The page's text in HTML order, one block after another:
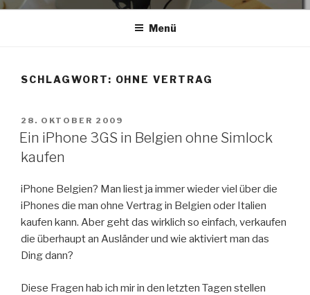
Menü
SCHLAGWORT: OHNE VERTRAG
VERÖFFENTLICHT
AM
28. OKTOBER 2009
Ein iPhone 3GS in Belgien ohne Simlock
kaufen
iPhone Belgien? Man liest ja immer wieder viel über die
iPhones die man ohne Vertrag in Belgien oder Italien
kaufen kann. Aber geht das wirklich so einfach, verkaufen
die überhaupt an Ausländer und wie aktiviert man das
Ding dann?
Diese Fragen hab ich mir in den letzten Tagen stellen